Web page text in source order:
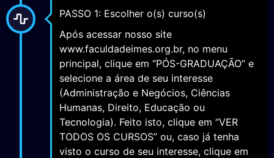
PASSO 1: Escolher o(s) curso(s)
Após acessar nosso site
www.faculdadeimes.org.br, no menu
principal, clique em “PÓS-GRADUAÇÃO” e
selecione a área de seu interesse
(Administração e Negócios, Ciências
Humanas, Direito, Educação ou
Tecnologia). Feito isto, clique em “VER
TODOS OS CURSOS” ou, caso já tenha
visto o curso de seu interesse, clique em